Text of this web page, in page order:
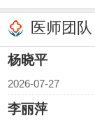
医师团队
杨晓平
2026-07-27
李丽萍